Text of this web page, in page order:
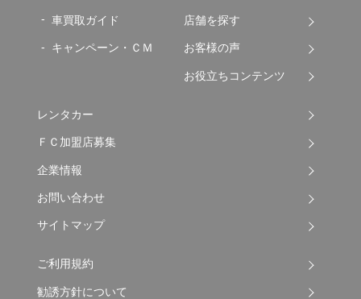
車買取ガイド
キャンペーン・ＣＭ
店舗を探す
お客様の声
お役立ちコンテンツ
レンタカー
ＦＣ加盟店募集
企業情報
お問い合わせ
サイトマップ
ご利用規約
勧誘方針について